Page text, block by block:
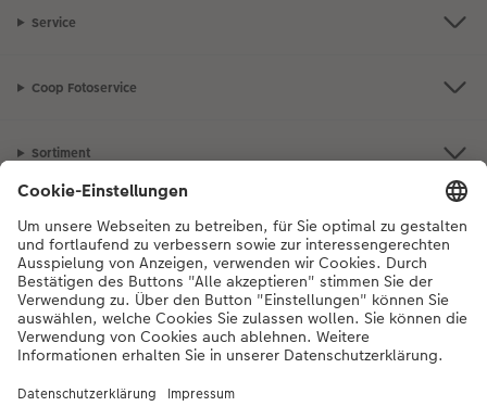
Service
Coop Fotoservice
Sortiment
Bei Fragen zu Produkten oder der Bestellung können Sie uns gerne von
Montag bis Samstag von 8:00 – 20:00 Uhr und Sonntag von 10:00 –
20:00 Uhr (gesetzliche Feiertage ausgenommen) unter der
Telefonnummer044 499 10 36kontaktieren.